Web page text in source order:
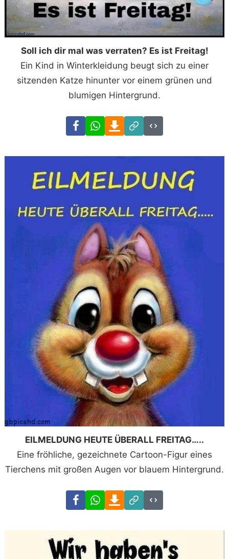
Soll ich dir mal was verraten? Es ist Freitag!
Ein Kind in Winterkleidung beugt sich zu einer
sitzenden Katze hinunter vor einem grünen und
blumigen Hintergrund.
FacebookWhatsAppDownload
Link
Code
EILMELDUNG HEUTE ÜBERALL FREITAG…..
Eine fröhliche, gezeichnete Cartoon-Figur eines
Tierchens mit großen Augen vor blauem Hintergrund.
FacebookWhatsAppDownload
Link
Code